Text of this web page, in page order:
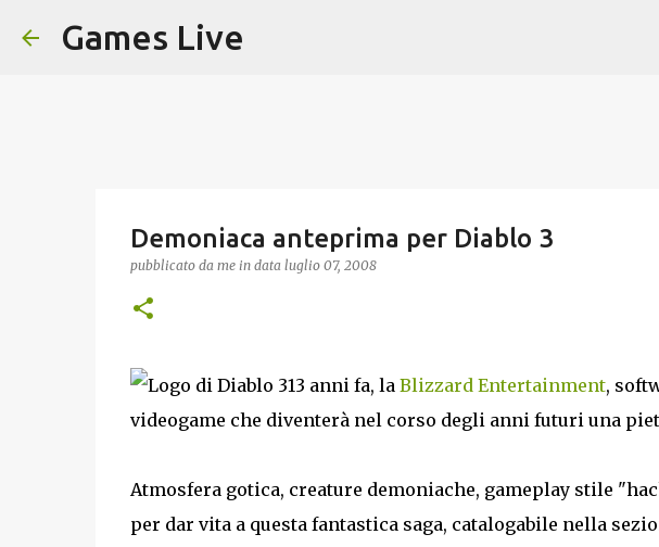
Games Live
Demoniaca anteprima per Diablo 3
pubblicato da me in data luglio 07, 2008
13 anni fa, la Blizzard Entertainment,
videogame che diventerà nel corso degli anni futuri una
Atmosfera gotica, creature demoniache, gameplay stile
per dar vita a questa fantastica saga, catalogabile nella